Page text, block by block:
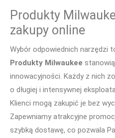
Produkty
zakupy online
Wybór odpowiednich narzędzi
Produkty Milwaukee
innowacyjności. Każdy z nich
o długiej i intensywnej
Klienci mogą zakupić je bez
Zapewniamy atrakcyjne
szybką dostawę, co pozwala